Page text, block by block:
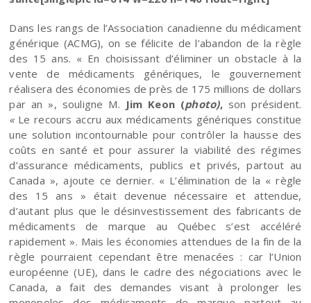
Dans les rangs de l’Association canadienne du médicament
générique (ACMG), on se félicite de l’abandon de la règle
des 15 ans. « En choisissant d’éliminer un obstacle à la
vente de médicaments génériques, le gouvernement
réalisera des économies de près de 175 millions de dollars
par an », souligne M. Jim Keon (photo),son président.
« Le recours accru aux médicaments génériques constitue
une solution incontournable pour contrôler la hausse des
coûts en santé et pour assurer la viabilité des régimes
d’assurance médicaments, publics et privés, partout au
Canada », ajoute ce dernier. « L’élimination de la « règle
des 15 ans » était devenue nécessaire et attendue,
d’autant plus que le désinvestissement des fabricants de
médicaments de marque au Québec s’est accéléré
rapidement ». Mais les économies attendues de la fin de la
règle pourraient cependant être menacées : car l’Union
européenne (UE), dans le cadre des négociations avec le
Canada, a fait des demandes visant à prolonger les